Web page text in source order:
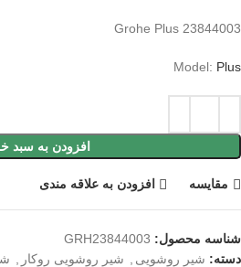
Grohe Plus 23844003
Model: Plus
افزودن به سبد
مقايسه افزودن به علاقه مندی
شناسه محصول: GRH23844003
دسته: شیر روشویی شیر روشویی روکار